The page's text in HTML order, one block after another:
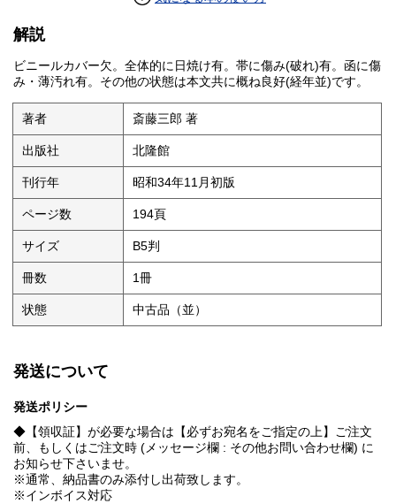
解説
ビニールカバー欠。全体的に日焼け有。帯に傷み(破れ)有。函に傷
み・薄汚れ有。その他の状態は本文共に概ね良好(経年並)です。
著者 斎藤三郎 著
出版社 北隆館
刊行年 昭和34年11月初版
ページ数 194頁
サイズ B5判
冊数 1冊
状態 中古品（並）
発送について
発送ポリシー
◆【領収証】が必要な場合は【必ずお宛名をご指定の上】ご注文
前、もしくはご注文時 (メッセージ欄 : その他お問い合わせ欄) に
お知らせ下さいませ。
※通常、納品書のみ添付し出荷致します。
※インボイス対応